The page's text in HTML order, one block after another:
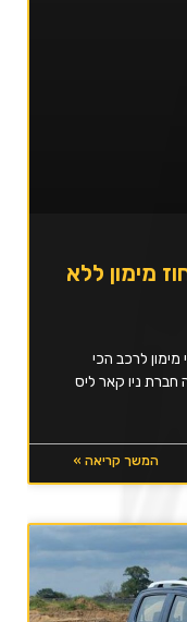
ליס מציגה: 100 אחוז מימון ללא
מימון לרכב הכי
ניו קאר ליס
המשך קריאה »